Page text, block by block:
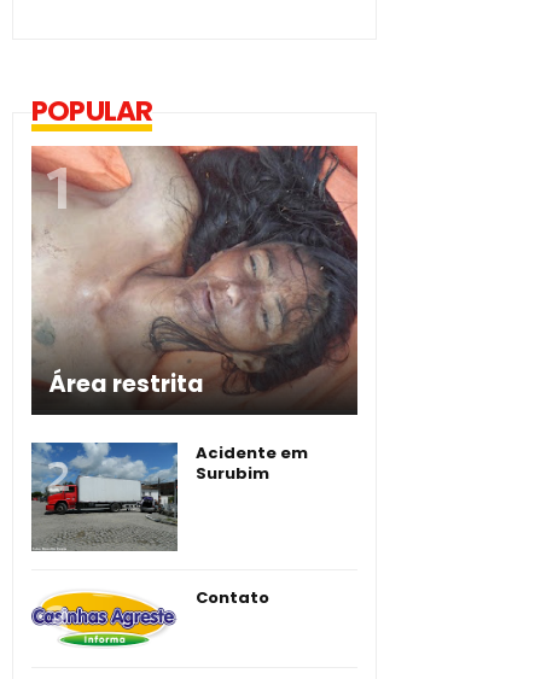
POPULAR
Área restrita
Acidente em
Surubim
Contato